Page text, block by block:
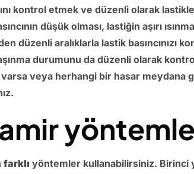
kontrol etmek ve düzenli olarak
düşük olması, lastiğin aşırı
düzenli aralıklarla lastik basıncınızı
durumunu da düzenli olarak
veya herhangi bir hasar meydana
farklı yöntemler kullanabilirsiniz. Birinci